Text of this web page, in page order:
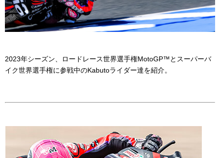
2023年シーズン、ロードレース世界選手権MotoGP™とスーパーバ
イク世界選手権に参戦中のKabutoライダー達を紹介。